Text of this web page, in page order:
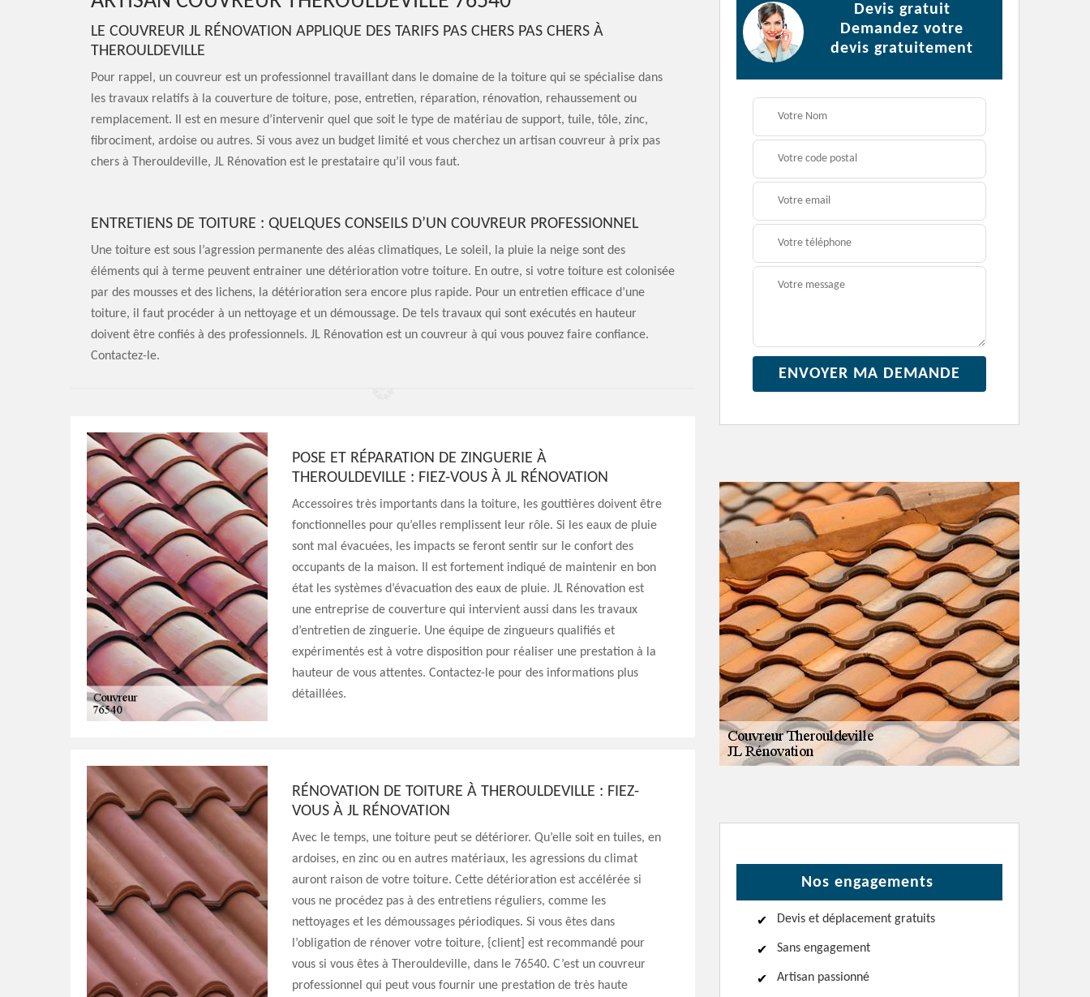
LE COUVREUR JL RÉNOVATION APPLIQUE DES TARIFS PAS CHERS PAS CHERS À
THEROULDEVILLE
Pour rappel, un couvreur est un professionnel travaillant dans le domaine de la toiture qui se spécialise dans
les travaux relatifs à la couverture de toiture, pose, entretien, réparation, rénovation, rehaussement ou
remplacement. Il est en mesure d’intervenir quel que soit le type de matériau de support, tuile, tôle, zinc,
fibrociment, ardoise ou autres. Si vous avez un budget limité et vous cherchez un artisan couvreur à prix pas
chers à Therouldeville, JL Rénovation est le prestataire qu’il vous faut.
ENTRETIENS DE TOITURE : QUELQUES CONSEILS D’UN COUVREUR PROFESSIONNEL
Une toiture est sous l’agression permanente des aléas climatiques, Le soleil, la pluie la neige sont des
éléments qui à terme peuvent entrainer une détérioration votre toiture. En outre, si votre toiture est colonisée
par des mousses et des lichens, la détérioration sera encore plus rapide. Pour un entretien efficace d’une
toiture, il faut procéder à un nettoyage et un démoussage. De tels travaux qui sont exécutés en hauteur
doivent être confiés à des professionnels. JL Rénovation est un couvreur à qui vous pouvez faire confiance.
Contactez-le.
POSE ET RÉPARATION DE ZINGUERIE À
THEROULDEVILLE : FIEZ-VOUS À JL RÉNOVATION
Accessoires très importants dans la toiture, les gouttières doivent être
fonctionnelles pour qu’elles remplissent leur rôle. Si les eaux de pluie
sont mal évacuées, les impacts se feront sentir sur le confort des
occupants de la maison. Il est fortement indiqué de maintenir en bon
état les systèmes d’évacuation des eaux de pluie. JL Rénovation est
une entreprise de couverture qui intervient aussi dans les travaux
d’entretien de zinguerie. Une équipe de zingueurs qualifiés et
expérimentés est à votre disposition pour réaliser une prestation à la
hauteur de vous attentes. Contactez-le pour des informations plus
détaillées.
RÉNOVATION DE TOITURE À THEROULDEVILLE : FIEZ-
VOUS À JL RÉNOVATION
Avec le temps, une toiture peut se détériorer. Qu’elle soit en tuiles, en
ardoises, en zinc ou en autres matériaux, les agressions du climat
auront raison de votre toiture. Cette détérioration est accélérée si
vous ne procédez pas à des entretiens réguliers, comme les
nettoyages et les démoussages périodiques. Si vous êtes dans
l’obligation de rénover votre toiture, {client] est recommandé pour
vous si vous êtes à Therouldeville, dans le 76540. C’est un couvreur
professionnel qui peut vous fournir une prestation de très haute
Devis gratuit
Demandez votre
devis gratuitement
Nos engagements
Devis et déplacement gratuits
Sans engagement
Artisan passionné